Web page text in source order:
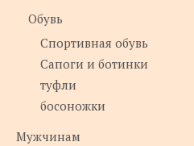
Обувь
Спортивная обувь
Сапоги и ботинки
туфли
босоножки
Мужчинам